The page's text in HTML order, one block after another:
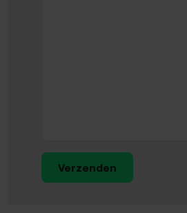
Verzenden